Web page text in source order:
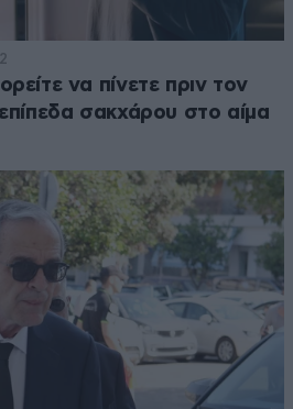
να πίνετε πριν τον
σακχάρου στο αίμα